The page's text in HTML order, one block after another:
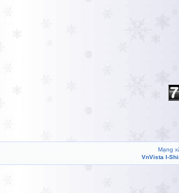
Mạng
VnVista I-